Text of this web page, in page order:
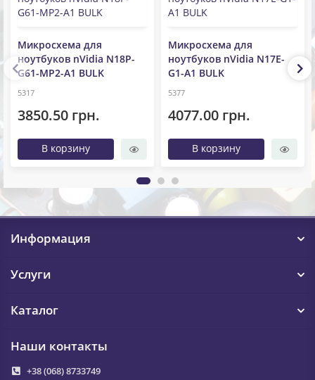
Микросхема для
ноутбуков nVidia N18P-
G61-MP2-A1 BULK
5317
3850.50 грн.
В корзину
Микросхема для
ноутбуков nVidia N17E-
G1-A1 BULK
5377
4077.00 грн.
В корзину
Информация
Услуги
Каталог
Наши контакты
+38 (068) 8733749